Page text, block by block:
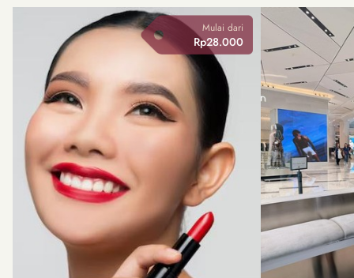
Mulai dari
Rp28.000